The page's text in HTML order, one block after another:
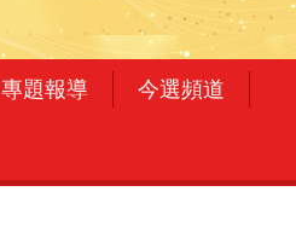
專題報導 今選頻道